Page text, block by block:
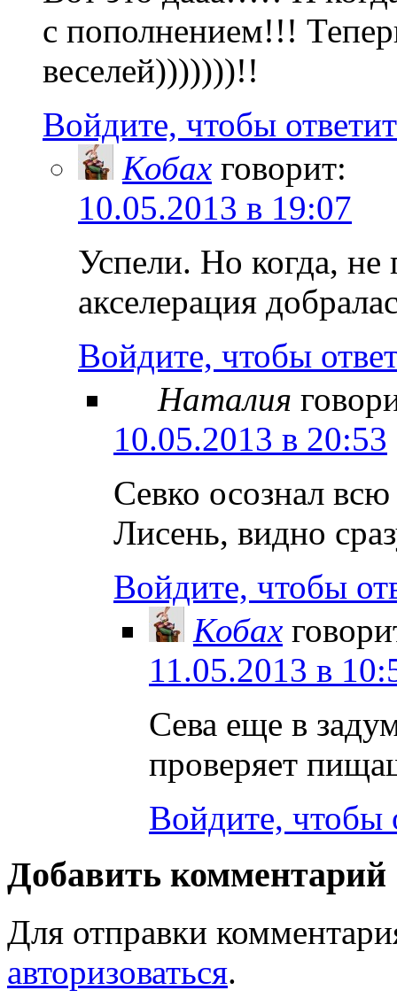
с пополнением!!!
веселей)))))))!!
Войдите, чтобы
Кобах говорит:
10.05.2013 в 19:07
Успели. Но когда, не
акселерация
Войдите, чтобы
Наталия
10.05.2013 в 20:53
Севко осознал всю
Лисень, видно
Войдите, чтобы
Кобах
11.05.2013 в
Сева еще в
проверяет
Войдите, чтобы
Добавить комментарий
Для отправки
авторизоваться.